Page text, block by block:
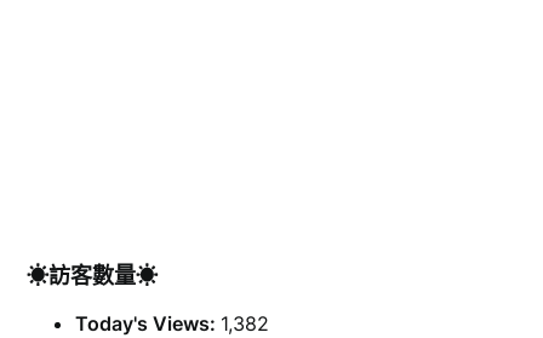
☀訪客數量☀
Today's Views: 1,382